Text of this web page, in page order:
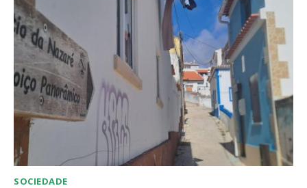
SOCIEDADE